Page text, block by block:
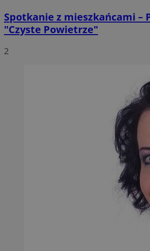
Spotkanie z mieszkańcami –
"Czyste Powietrze"
2